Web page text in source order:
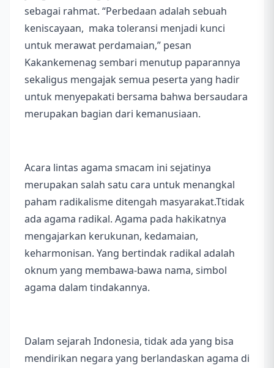
sebagai rahmat. “Perbedaan adalah sebuah
keniscayaan, maka toleransi menjadi kunci
untuk merawat perdamaian,” pesan
Kakankemenag sembari menutup paparannya
sekaligus mengajak semua peserta yang hadir
untuk menyepakati bersama bahwa bersaudara
merupakan bagian dari kemanusiaan.
Acara lintas agama smacam ini sejatinya
merupakan salah satu cara untuk menangkal
paham radikalisme ditengah masyarakat.Ttidak
ada agama radikal. Agama pada hakikatnya
mengajarkan kerukunan, kedamaian,
keharmonisan. Yang bertindak radikal adalah
oknum yang membawa-bawa nama, simbol
agama dalam tindakannya.
Dalam sejarah Indonesia, tidak ada yang bisa
mendirikan negara yang berlandaskan agama di